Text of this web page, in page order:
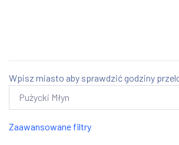
Wpisz miasto aby sprawdzić godziny
Zaawansowane filtry